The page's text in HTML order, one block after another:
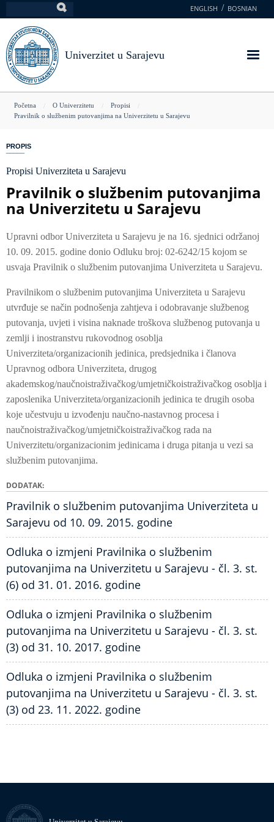
na
glavni
sadržaj
ENGLISH BOSNIAN
Univerzitet u Sarajevu
You
here
Početna O Univerzitetu
Propisi
Pravilnik o službenim putovanjima na Univerzitetu u Sarajevu
PROPIS
Propisi Univerziteta u Sarajevu
Pravilnik o službenim putovanjima
na Univerzitetu u Sarajevu
Upravni odbor Univerziteta u Sarajevu je na 16. sjednici održanoj
10. 09. 2015. godine donio Odluku broj: 02-6242/15 kojom se
usvaja Pravilnik o službenim putovanjima Univerziteta u Sarajevu.
Pravilnikom o službenim putovanjima Univerziteta u Sarajevu
utvrđuje se način podnošenja zahtjeva i odobravanje službenog
putovanja, uvjeti i visina naknade troškova službenog putovanja u
zemlji i inostranstvu rukovodnog osoblja
Univerziteta/organizacionih jedinica, predsjednika i članova
Upravnog odbora Univerziteta, drugog
akademskog/naučnoistraživačkog/umjetničkoistraživačkog osoblja i
zaposlenika Univerziteta/organizacionih jedinica te drugih osoba
koje učestvuju u izvođenju naučno-nastavnog procesa i
naučnoistraživačkog/umjetničkoistraživačkog rada na
Univerzitetu/organizacionim jedinicama i druga pitanja u vezi sa
službenim putovanjima.
DODATAK
Pravilnik o službenim putovanjima Univerziteta u
Sarajevu od 10. 09. 2015. godine
Odluka o izmjeni Pravilnika o službenim
putovanjima na Univerzitetu u Sarajevu - čl. 3. st.
(6) od 31. 01. 2016. godine
Odluka o izmjeni Pravilnika o službenim
putovanjima na Univerzitetu u Sarajevu - čl. 3. st.
(3) od 31. 10. 2017. godine
Odluka o izmjeni Pravilnika o službenim
putovanjima na Univerzitetu u Sarajevu - čl. 3. st.
(3) od 23. 11. 2022. godine